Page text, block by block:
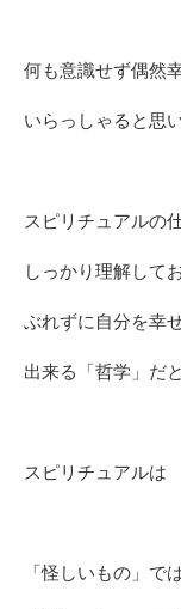
何も意識せず偶然
いらっしゃると思
スピリチュアルの
しっかり理解して
ぶれずに自分を幸
出来る「哲学」だ
スピリチュアルは
「怪しいもの」で